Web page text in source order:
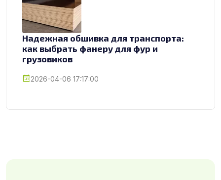
Надежная обшивка для транспорта:
как выбрать фанеру для фур и
грузовиков
2026-04-06 17:17:00